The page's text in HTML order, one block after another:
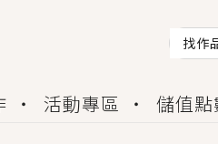
找作
活動專區 儲值點